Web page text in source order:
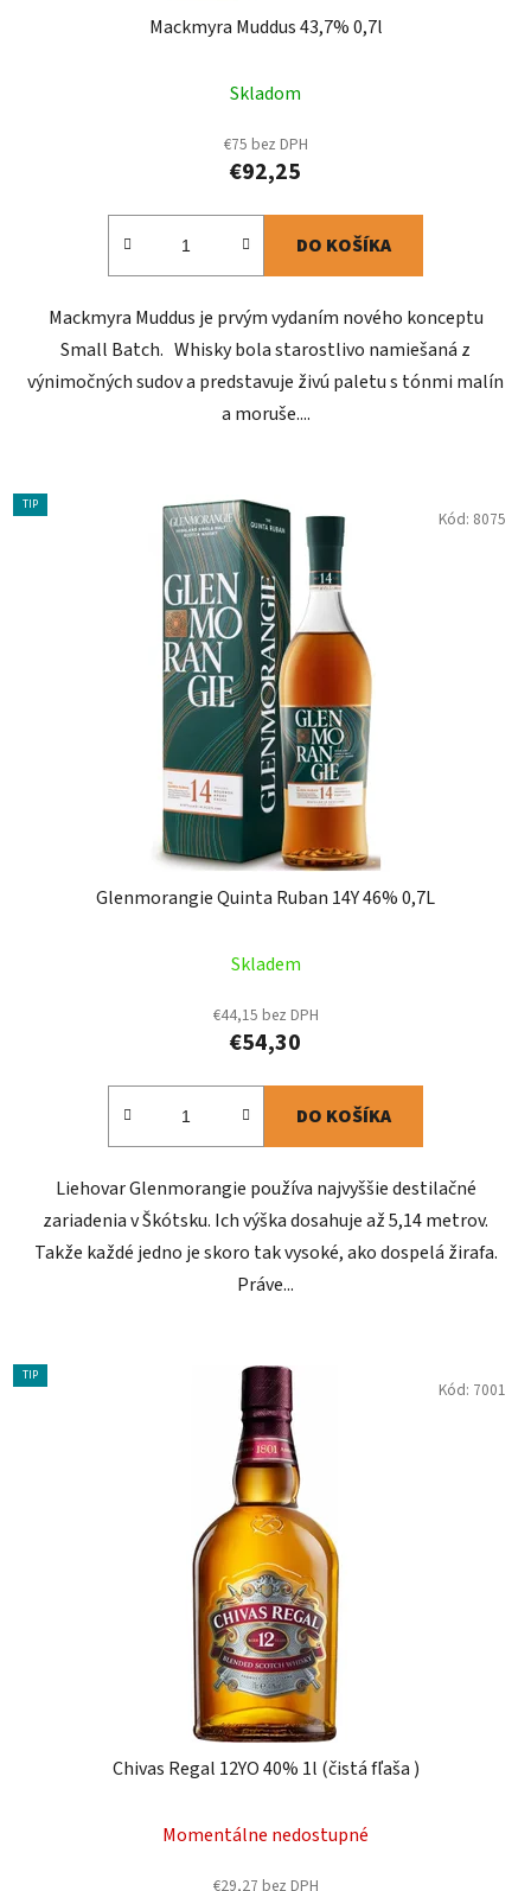
Mackmyra Muddus 43,7% 0,7l
Skladom
€75 bez DPH
€92,25
DO KOŠÍKA
Mackmyra Muddus je prvým vydaním nového konceptu
Small Batch. Whisky bola starostlivo namiešaná z
výnimočných sudov a predstavuje živú paletu s tónmi malín
a moruše....
TIP
Glenmorangie Quinta Ruban 14Y 46% 0,7L
Skladem
€44,15 bez DPH
€54,30
DO KOŠÍKA
Liehovar Glenmorangie používa najvyššie destilačné
zariadenia v Škótsku. Ich výška dosahuje až 5,14 metrov.
Takže každé jedno je skoro tak vysoké, ako dospelá žirafa.
Práve...
Kód: 8075
TIP
Chivas Regal 12YO 40% 1l (čistá fľaša )
Momentálne nedostupné
€29,27 bez DPH
Kód: 7001